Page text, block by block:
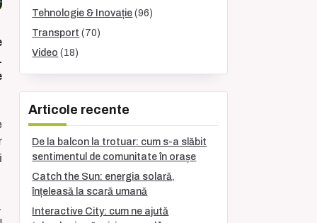
Tehnologie & Inovație (96)
Transport (70)
Video (18)
Articole recente
De la balcon la trotuar: cum s-a slăbit
sentimentul de comunitate în orașe
Catch the Sun: energia solară,
înțeleasă la scară umană
Interactive City: cum ne ajută